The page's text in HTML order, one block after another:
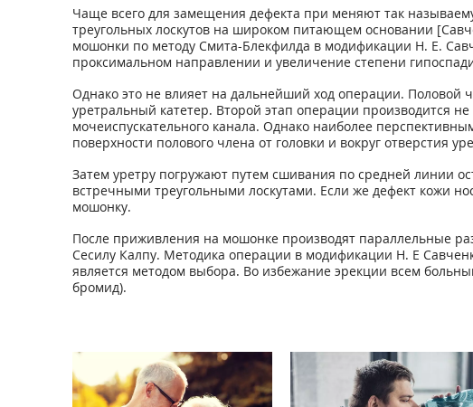
Чаще всего для замещения дефекта при меняют так
треугольных лоскутов на широком питающем основании
мошонки по методу Смита-Блекфилда в модификации Н. Е.
проксимальном направлении и увеличение степени
Однако это не влияет на дальнейший ход операции. Половой
уретральный катетер. Второй этап операции производится
мочеиспускательного канала. Однако наиболее
поверхности полового члена от головки и вокруг
Затем уретру погружают путем сшивания по средней линии
встречными треугольными лоскутами. Если же дефект кожи
мошонку.
После приживления на мошонке производят параллельные
Сесилу Калпу. Методика операции в модификации Н. Е
является методом выбора. Во избежание эрекции всем
бромид).